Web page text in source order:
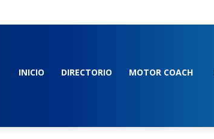
INICIO DIRECTORIO MOTOR COACH